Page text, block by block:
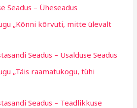
Seadus – Üheseadus
„Kõnni kõrvuti, mitte ülevalt
Seadus – Usalduse Seadus
„Täis raamatukogu, tühi
Seadus – Teadlikkuse